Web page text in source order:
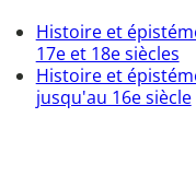
Histoire et
17e et 18e siècles
Histoire et
jusqu'au 16e siècle